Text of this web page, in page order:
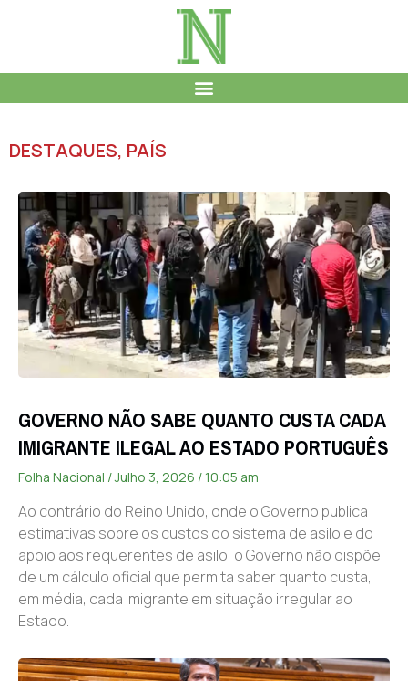
DESTAQUES, PAÍS
GOVERNO NÃO SABE QUANTO CUSTA CADA
IMIGRANTE ILEGAL AO ESTADO PORTUGUÊS
Folha Nacional Julho 3, 2026 10:05 am
Ao contrário do Reino Unido, onde o Governo publica
estimativas sobre os custos do sistema de asilo e do
apoio aos requerentes de asilo, o Governo não dispõe
de um cálculo oficial que permita saber quanto custa,
em média, cada imigrante em situação irregular ao
Estado.